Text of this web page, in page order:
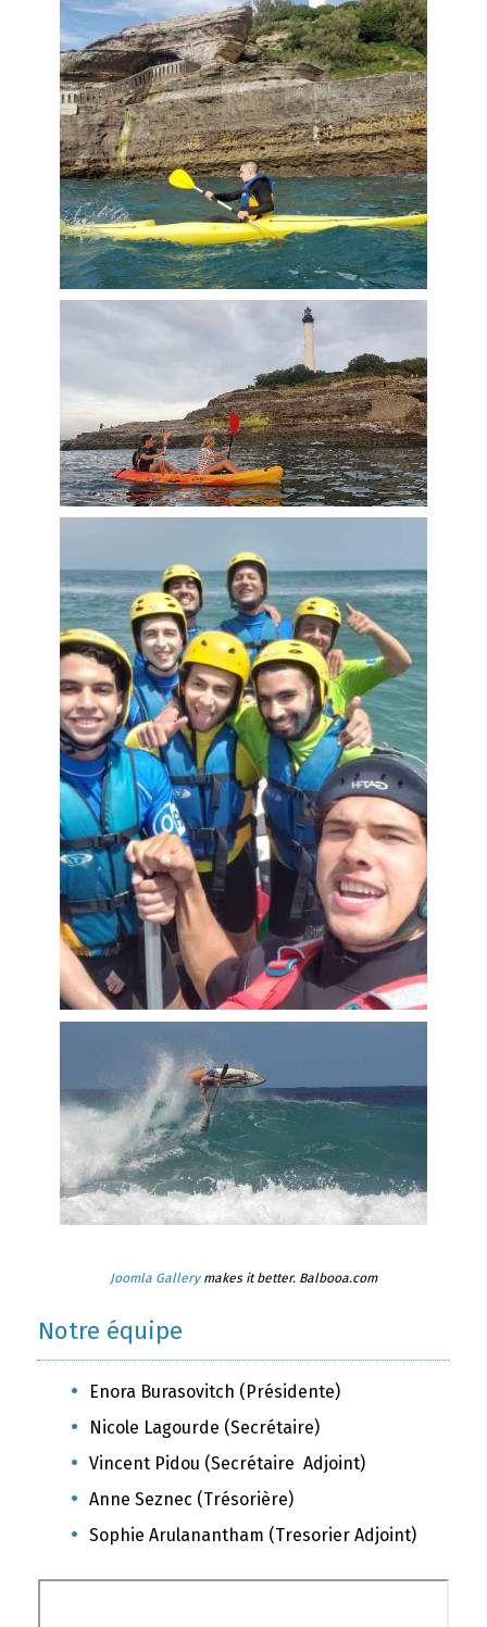
Joomla Gallerymakes it better. Balbooa.com
Notre équipe
Enora Burasovitch (Présidente)
Nicole Lagourde (Secrétaire)
Vincent Pidou (Secrétaire Adjoint)
Anne Seznec (Trésorière)
Sophie Arulanantham (Tresorier Adjoint)